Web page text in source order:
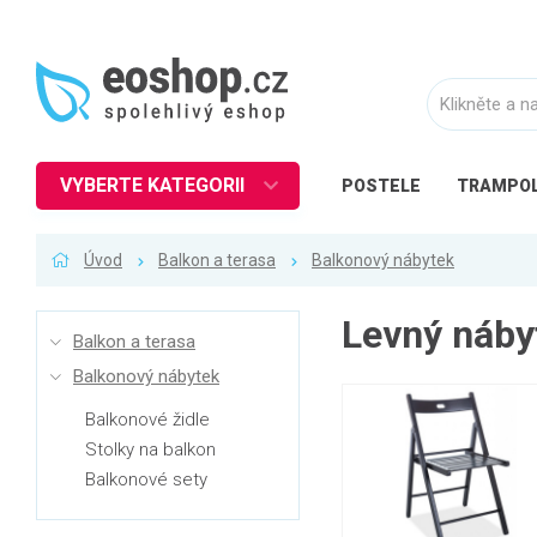
POSTELE
VYBERTE KATEGORII
Pracovna a kancelář
Úvod Balkon a terasa Balkonový nábytek
Balkon a terasa
Balkonový nábytek
Balkonové židle
Stolky na balkon
Balkonové sety
Levný